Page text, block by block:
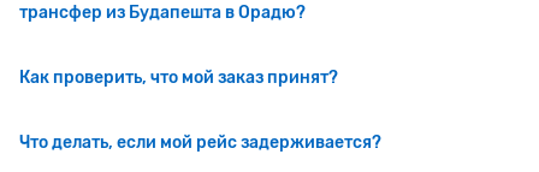
трансфер из Будапешта в Орадю?
Как проверить, что мой заказ принят?
Что делать, если мой рейс задерживается?